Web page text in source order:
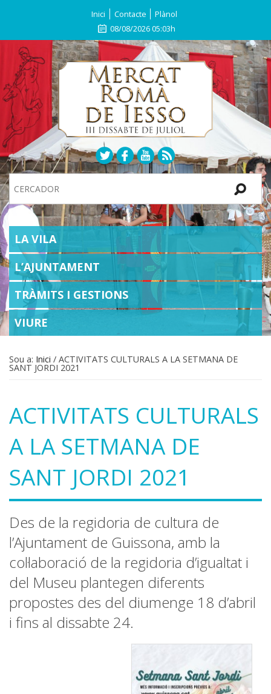
Inici Contacte
Plànol
08/08/2026 05:03h
Search
Site
SECTIONS
LA VILA
L’AJUNTAMENT
TRÀMITS I GESTIONS
VIURE
Sou a: Inici / ACTIVITATS CULTURALS A LA SETMANA DE
SANT JORDI 2021
ACTIVITATS CULTURALS
A LA SETMANA DE
SANT JORDI 2021
Des de la regidoria de cultura de
l’Ajuntament de Guissona, amb la
col·laboració de la regidoria d’igualtat i
del Museu plantegen diferents
propostes des del diumenge 18 d’abril
i fins al dissabte 24.